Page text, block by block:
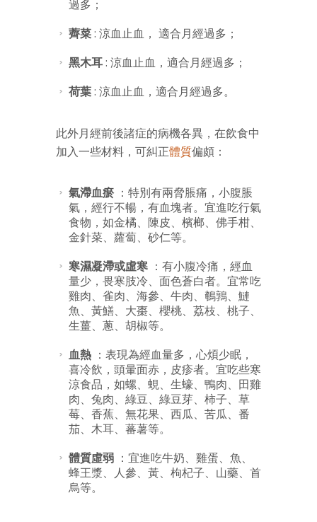
過多；
薺菜: 涼血止血， 適合月經過多；
黑木耳: 涼血止血，適合月經過多；
荷葉: 涼血止血，適合月經過多。
此外月經前後諸症的病機各異，在飲食中
加入一些材料，可糾正體質偏頗：
氣滯血瘀：特別有兩脅脹痛，小腹脹
氣，經行不暢，有血塊者。宜進吃行氣
食物，如金橘、陳皮、檳榔、佛手柑、
金針菜、蘿蔔、砂仁等。
寒濕凝滯或虛寒 ：有小腹冷痛，經血
量少，畏寒肢冷、面色蒼白者。宜常吃
雞肉、雀肉、海參、牛肉、鵪鶉、鰱
魚、黃鱔、大棗、櫻桃、荔枝、桃子、
生薑、蔥、胡椒等。
血熱 ：表現為經血量多，心煩少眠，
喜冷飲，頭暈面赤，皮疹者。宜吃些寒
涼食品，如螺、蜆、生蠔、鴨肉、田雞
肉、兔肉、綠豆、綠豆芽、柿子、草
莓、香蕉、無花果、西瓜、苦瓜、番
茄、木耳、蕃薯等。
體質虛弱 ：宜進吃牛奶、雞蛋、魚、
蜂王漿、人參、黃、枸杞子、山藥、首
烏等。